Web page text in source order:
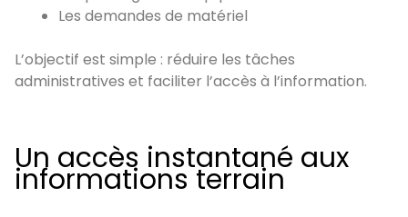
Les demandes de matériel
L’objectif est simple : réduire les tâches
administratives et faciliter l’accès à l’information.
Un accès instantané aux
informations terrain